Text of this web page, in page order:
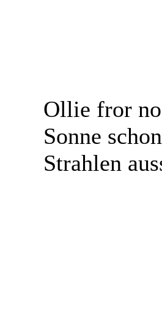
Ollie fror
Sonne
Strahlen